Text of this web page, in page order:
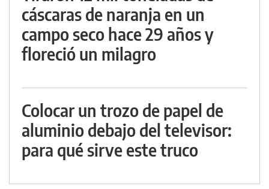
cáscaras de naranja en un
campo seco hace 29 años y
floreció un milagro
Colocar un trozo de papel de
aluminio debajo del televisor:
para qué sirve este truco